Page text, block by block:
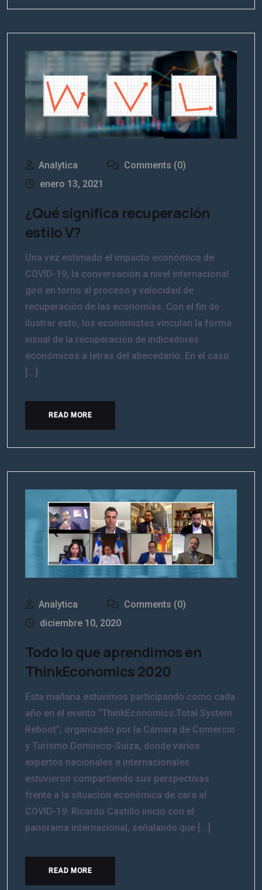
Analytica
Comments (0)
enero 13, 2021
¿Qué significa recuperación
estilo V?
Una vez estimado el impacto económico de
COVID-19, la conversación a nivel internacional
giró en torno al proceso y velocidad de
recuperación de las economías. Con el fin de
ilustrar esto, los economistas vinculan la forma
visual de la recuperación de indicadores
económicos a letras del abecedario. En el caso
[...]
READ MORE
Analytica
Comments (0)
diciembre 10, 2020
Todo lo que aprendimos en
ThinkEconomics 2020
Esta mañana estuvimos participando como cada
año en el evento “ThinkEconomics:Total System
Reboot”, organizado por la Cámara de Comercio
y Turismo Dominico-Suiza, donde varios
expertos nacionales e internacionales
estuvieron compartiendo sus perspectivas
frente a la situación económica de cara al
COVID-19. Ricardo Castillo inició con el
panorama internacional, señalando que [...]
READ MORE